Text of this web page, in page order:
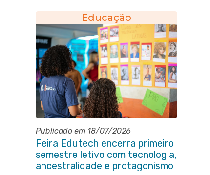
Educação
Publicado em 18/07/2026
Feira Edutech encerra primeiro
semestre letivo com tecnologia,
ancestralidade e protagonismo